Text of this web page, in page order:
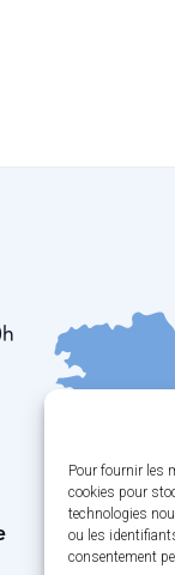
Pour fournir les
cookies pour
technologies
ou les
consentement